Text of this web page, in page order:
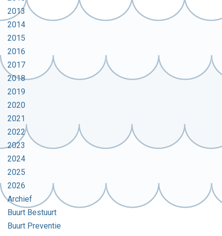
2013
2014
2015
2016
2017
2018
2019
2020
2021
2022
2023
2024
2025
2026
Archief
Buurt Bestuurt
Buurt Preventie